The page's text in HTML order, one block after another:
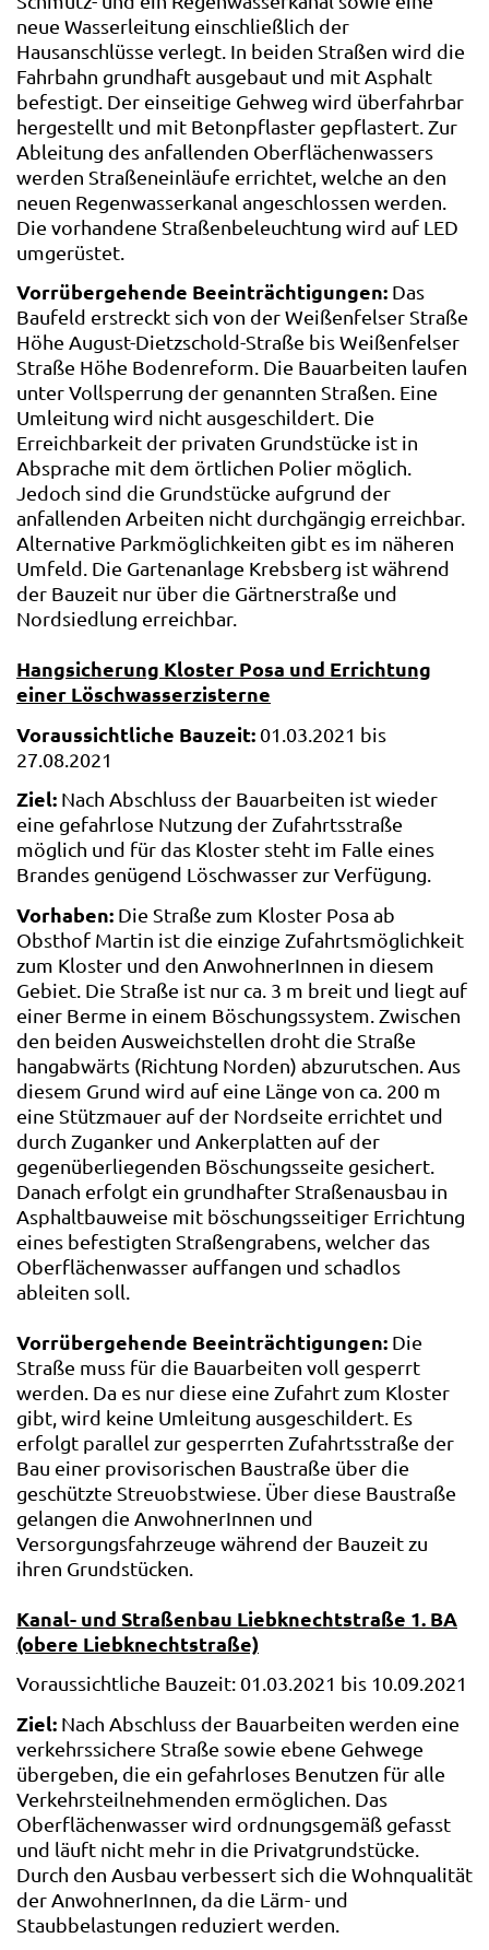
neue Wasserleitung einschließlich der
Hausanschlüsse verlegt. In beiden Straßen wird die
Fahrbahn grundhaft ausgebaut und mit Asphalt
befestigt. Der einseitige Gehweg wird überfahrbar
hergestellt und mit Betonpflaster gepflastert. Zur
Ableitung des anfallenden Oberflächenwassers
werden Straßeneinläufe errichtet, welche an den
neuen Regenwasserkanal angeschlossen werden.
Die vorhandene Straßenbeleuchtung wird auf LED
umgerüstet.
Vorrübergehende Beeinträchtigungen: Das
Baufeld erstreckt sich von der Weißenfelser Straße
Höhe August-Dietzschold-Straße bis Weißenfelser
Straße Höhe Bodenreform. Die Bauarbeiten laufen
unter Vollsperrung der genannten Straßen. Eine
Umleitung wird nicht ausgeschildert. Die
Erreichbarkeit der privaten Grundstücke ist in
Absprache mit dem örtlichen Polier möglich.
Jedoch sind die Grundstücke aufgrund der
anfallenden Arbeiten nicht durchgängig erreichbar.
Alternative Parkmöglichkeiten gibt es im näheren
Umfeld. Die Gartenanlage Krebsberg ist während
der Bauzeit nur über die Gärtnerstraße und
Nordsiedlung erreichbar.
Hangsicherung Kloster Posa und Errichtung
einer Löschwasserzisterne
Voraussichtliche Bauzeit: 01.03.2021 bis
27.08.2021
Ziel: Nach Abschluss der Bauarbeiten ist wieder
eine gefahrlose Nutzung der Zufahrtsstraße
möglich und für das Kloster steht im Falle eines
Brandes genügend Löschwasser zur Verfügung.
Vorhaben: Die Straße zum Kloster Posa ab
Obsthof Martin ist die einzige Zufahrtsmöglichkeit
zum Kloster und den AnwohnerInnen in diesem
Gebiet. Die Straße ist nur ca. 3 m breit und liegt auf
einer Berme in einem Böschungssystem. Zwischen
den beiden Ausweichstellen droht die Straße
hangabwärts (Richtung Norden) abzurutschen. Aus
diesem Grund wird auf eine Länge von ca. 200 m
eine Stützmauer auf der Nordseite errichtet und
durch Zuganker und Ankerplatten auf der
gegenüberliegenden Böschungsseite gesichert.
Danach erfolgt ein grundhafter Straßenausbau in
Asphaltbauweise mit böschungsseitiger Errichtung
eines befestigten Straßengrabens, welcher das
Oberflächenwasser auffangen und schadlos
ableiten soll.
Vorrübergehende Beeinträchtigungen: Die
Straße muss für die Bauarbeiten voll gesperrt
werden. Da es nur diese eine Zufahrt zum Kloster
gibt, wird keine Umleitung ausgeschildert. Es
erfolgt parallel zur gesperrten Zufahrtsstraße der
Bau einer provisorischen Baustraße über die
geschützte Streuobstwiese. Über diese Baustraße
gelangen die AnwohnerInnen und
Versorgungsfahrzeuge während der Bauzeit zu
ihren Grundstücken.
Kanal- und Straßenbau Liebknechtstraße 1. BA
(obere Liebknechtstraße)
Voraussichtliche Bauzeit: 01.03.2021 bis 10.09.2021
Ziel: Nach Abschluss der Bauarbeiten werden eine
verkehrssichere Straße sowie ebene Gehwege
übergeben, die ein gefahrloses Benutzen für alle
Verkehrsteilnehmenden ermöglichen. Das
Oberflächenwasser wird ordnungsgemäß gefasst
und läuft nicht mehr in die Privatgrundstücke.
Durch den Ausbau verbessert sich die Wohnqualität
der AnwohnerInnen, da die Lärm- und
Staubbelastungen reduziert werden.